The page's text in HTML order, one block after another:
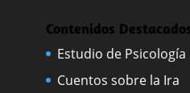
Contenidos
Estudio de
Cuentos sobre la Ira